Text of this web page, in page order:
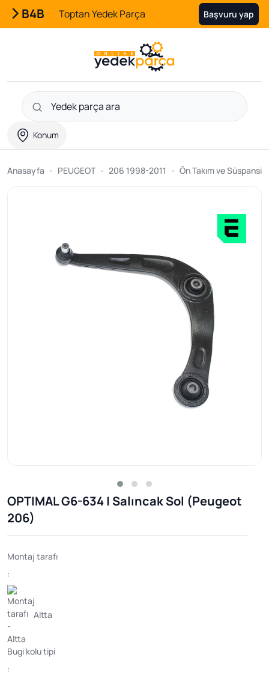
B4B Toptan Yedek Parça Başvuru yap
Konum
Anasayfa PEUGEOT 206 1998-2011 Ön Takım ve
OPTIMAL G6-634 | Salıncak Sol (Peugeot
206)
Montaj tarafı
:
Altta
Bugi kolu tipi
: